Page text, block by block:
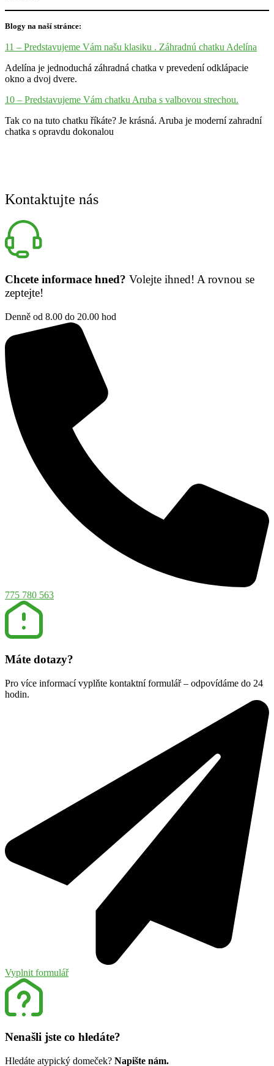
Blogy na naší stránce:
11 – Predstavujeme Vám našu klasiku . Záhradnú chatku Adelína
Adelína je jednoduchá záhradná chatka v prevedení odklápacie
okno a dvoj dvere.
10 – Predstavujeme Vám chatku Aruba s valbovou strechou.
Tak co na tuto chatku říkáte? Je krásná. Aruba je moderní zahradní
chatka s opravdu dokonalou
Kontaktujte nás
Chcete informace hned? Volejte ihned! A rovnou se
zeptejte!
Denně od 8.00 do 20.00 hod
775 780 563
Máte dotazy?
Pro více informací vyplňte kontaktní formulář – odpovídáme do 24
hodin.
Vyplnit formulář
Nenašli jste co hledáte?
Hledáte atypický domeček? Napište nám.